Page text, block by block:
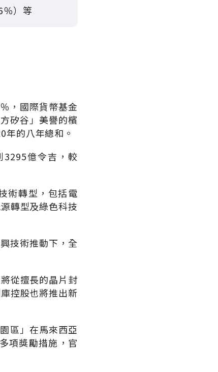
）等
，國際貨幣基金
矽谷」美譽的檳
的八年總和。
億令吉，較
術轉型，包括電
轉型及綠色科技
技術推動下，全
從擅長的晶片封
控股也將推出新
區」在馬來西亞
項獎勵措施，官